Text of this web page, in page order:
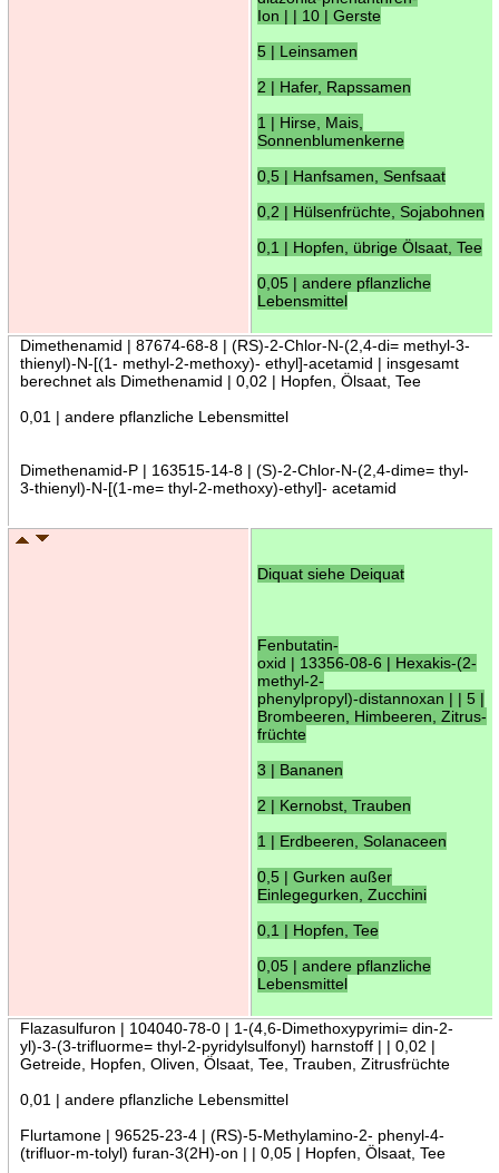
Ion | | 10 | Gerste
5 | Leinsamen
2 | Hafer, Rapssamen
1 | Hirse, Mais,
Sonnenblumenkerne
0,5 | Hanfsamen, Senfsaat
0,2 | Hülsenfrüchte, Sojabohnen
0,1 | Hopfen, übrige Ölsaat, Tee
0,05 | andere pflanzliche
Lebensmittel
Dimethenamid | 87674-68-8 | (RS)-2-Chlor-N-(2,4-di= methyl-3-
thienyl)-N-[(1- methyl-2-methoxy)- ethyl]-acetamid | insgesamt
berechnet als Dimethenamid | 0,02 | Hopfen, Ölsaat, Tee
0,01 | andere pflanzliche Lebensmittel
Dimethenamid-P | 163515-14-8 | (S)-2-Chlor-N-(2,4-dime= thyl-
3-thienyl)-N-[(1-me= thyl-2-methoxy)-ethyl]- acetamid
Diquat siehe Deiquat
Fenbutatin-
oxid | 13356-08-6 | Hexakis-(2-
methyl-2-
phenylpropyl)-distannoxan | | 5 |
Brombeeren, Himbeeren, Zitrus-
früchte
3 | Bananen
2 | Kernobst, Trauben
1 | Erdbeeren, Solanaceen
0,5 | Gurken außer
Einlegegurken, Zucchini
0,1 | Hopfen, Tee
0,05 | andere pflanzliche
Lebensmittel
Flazasulfuron | 104040-78-0 | 1-(4,6-Dimethoxypyrimi= din-2-
yl)-3-(3-trifluorme= thyl-2-pyridylsulfonyl) harnstoff | | 0,02 |
Getreide, Hopfen, Oliven, Ölsaat, Tee, Trauben, Zitrusfrüchte
0,01 | andere pflanzliche Lebensmittel
Flurtamone | 96525-23-4 | (RS)-5-Methylamino-2- phenyl-4-
(trifluor-m-tolyl) furan-3(2H)-on | | 0,05 | Hopfen, Ölsaat, Tee